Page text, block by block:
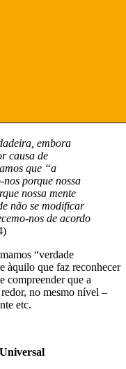
embora
causa de
que “a
porque nossa
nossa mente
não se modificar
nos de acordo
“verdade
àquilo que faz reconhecer
compreender que a
no mesmo nível –
etc.